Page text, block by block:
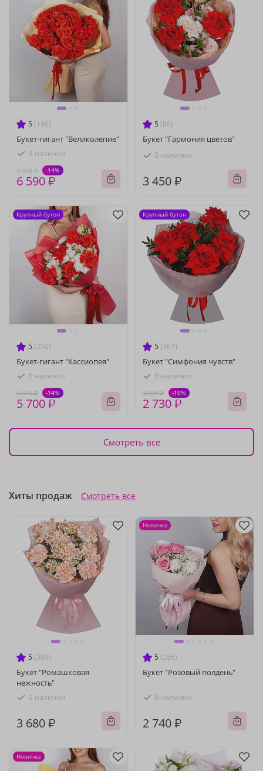
5 (196)
Букет-гигант "Великолепие"
В наличии
7 650 ₽ -14%
6 590 ₽
5 (88)
Букет "Гармония цветов"
В наличии
3 450 ₽
5 (250)
Букет-гигант "Кассиопея"
В наличии
6 610 ₽ -14%
5 700 ₽
Крупный бутон
5 (367)
Букет "Симфония чувств"
В наличии
3 030 ₽ -10%
2 730 ₽
Крупный бутон
Смотреть все
Хиты продаж Смотреть все
5 (389)
Букет "Ромашковая
нежность"
В наличии
3 680 ₽
5 (286)
Букет "Розовый полдень"
В наличии
2 740 ₽
Новинка
Новинка